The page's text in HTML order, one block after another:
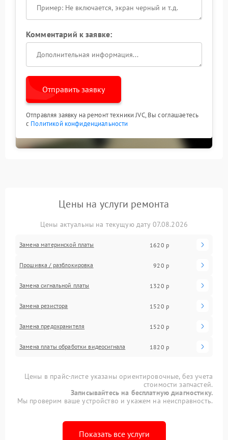
Комментарий к заявке:
Отправить заявку
Отправляя заявку на ремонт техники JVC, Вы соглашаетесь
с Политикой конфиденциальности
Цены на услуги ремонта
Цены актуальны на текущую дату 07.08.2026
Замена материнской платы 1620 р
Прошивка / разблокировка 920 р
Замена сигнальной платы 1320 р
Замена резистора 1520 р
Замена предохранителя 1520 р
Замена платы обработки видеосигнала 1820 р
Цены в прайс-листе указаны ориентировочные, без учета
стоимости запчастей.
Записывайтесь на бесплатную диагностику.
Мы проверим ваше устройство и укажем на неисправность.
Показать все услуги